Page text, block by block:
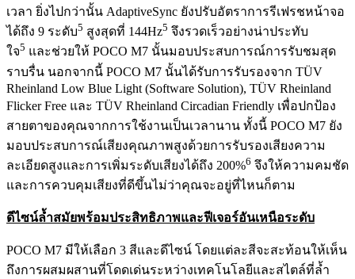
เวลา ยิ่งไปกว่านั้น AdaptiveSync ยังปรับอัตราการรีเฟรชหน้าจอ
ได้ถึง 9 ระดับ5 สูงสุดที่ 144Hz5 จึงรวดเร็วอย่างน่าประทับ
ใจ5 และช่วยให้ POCO M7 นั้นมอบประสบการณ์การรับชมสุด
ราบรื่น นอกจากนี้ POCO M7 นั้นได้รับการรับรองจาก TÜV
Rheinland Low Blue Light (Software Solution), TÜV Rheinland
Flicker Free และ TÜV Rheinland Circadian Friendly เพื่อปกป้อง
สายตาของคุณจากการใช้งานเป็นเวลานาน ทั้งนี้ POCO M7 ยัง
มอบประสบการณ์เสียงคุณภาพสูงด้วยการรับรองเสียงความ
ละเอียดสูงและการเพิ่มระดับเสียงได้ถึง 200%6 จึงให้ความคมชัด
และการควบคุมเสียงที่ดีขึ้นไม่ว่าคุณจะอยู่ที่ไหนก็ตาม
ดีไซน์ล้ำสมัยพร้อมประสิทธิภาพและฟีเจอร์อันเหนือระดับ
POCO M7 มีให้เลือก 3 สีและดีไซน์ โดยแต่ละสีจะสะท้อนให้เห็น
ถึงการผสมผสานที่โดดเด่นระหว่างเทคโนโลยีและสไตล์ที่ล้ำ